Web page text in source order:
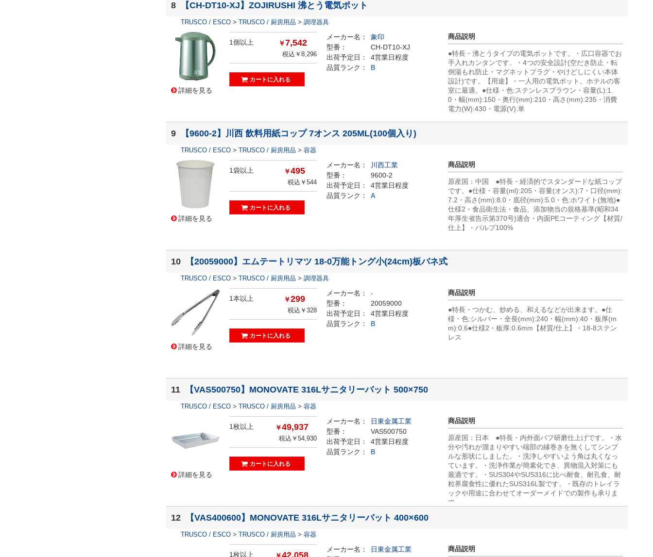
8 【CH-DT10-XJ】ZOJIRUSHI 沸とう電気ポット
TRUSCO / ESCO > TRUSCO / 厨房用品 > 調理器具
詳細を見る
1個以上 ￥7,542
税込￥8,296
メーカー名：
象印
型番：
CH-DT10-XJ
出荷予定日：
4営業日程度
品質ランク：
B
商品説明
●特長・沸とうタイプの電気ポットです。・広口容器でお
手入れカンタンです。・4つの安全設計(空だき防止・転
倒湯もれ防止・マグネットプラグ・やけどしにくい本体
設計)です。【用途】・一人用の電気ポット。ホテルの客
室に最適。●仕様・色:ステンレスブラウン・容量(L):1.
0・幅(mm):150・奥行(mm):210・高さ(mm):235・消費
電力(W):430・電源(V):単
9 【9600-2】川西 飲料用紙コップ 7オンス 205ML(100個入り)
TRUSCO / ESCO > TRUSCO / 厨房用品 > 容器
詳細を見る
1袋以上 ￥495
税込￥544
メーカー名：
川西工業
型番：
9600-2
出荷予定日：
4営業日程度
品質ランク：
A
商品説明
原産国：中国 ●特長・経済的でスタンダードな紙コップ
です。●仕様・容量(ml):205・容量(オンス):7・口径(mm):
7.2・高さ(mm):8.0・底径(mm):5.0・色:ホワイト(無地)●
仕様2・食品衛生法・食品、添加物当の規格基準(昭和34
年厚生省告示第370号)適合・内面PEコーティング【材質/
仕上】・パルプ100%
10 【20059000】エムテートリマツ 18-0万能トング小(24cm)板バネ式
TRUSCO / ESCO > TRUSCO / 厨房用品 > 調理器具
詳細を見る
1本以上 ￥299
税込￥328
メーカー名：
-
型番：
20059000
出荷予定日：
4営業日程度
品質ランク：
B
商品説明
●特長・つかむ、炒める、和えるなどが出来ます。●仕
様・色:シルバー・全長(mm):240・幅(mm):40・板厚(m
m):0.6●仕様2・板厚:0.6mm【材質/仕上】・18-8ステン
レス
11 【VAS500750】MONOVATE 316Lサニタリーバット 500×750
TRUSCO / ESCO > TRUSCO / 厨房用品 > 容器
詳細を見る
1枚以上 ￥49,937
税込￥54,930
メーカー名：
日東金属工業
型番：
VAS500750
出荷予定日：
4営業日程度
品質ランク：
B
商品説明
原産国：日本 ●特長・内外面バフ研磨仕上げです。・水
分や汚れが溜まりやすい端部の縁巻きを無くしてシンプ
ルな形状にしました。・洗浄しやすいよう角は丸くなっ
ています。・洗浄作業が簡素化でき、異物混入対策にも
最適です。・SUS304やSUS316に比べ耐食、耐孔食、耐
粒界腐食性に優れたSUS316L製です。・既存のトレイラ
ックや用途に合わせてオーダーメイドでの製作も承りま
す
12 【VAS400600】MONOVATE 316Lサニタリーバット 400×600
TRUSCO / ESCO > TRUSCO / 厨房用品 > 容器
1枚以上 42,058
メーカー名：
日東金属工業
商品説明